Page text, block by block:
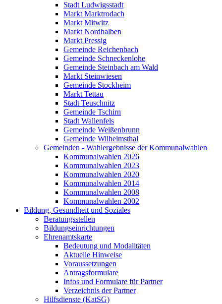
Stadt Ludwigsstadt
Markt Marktrodach
Markt Mitwitz
Markt Nordhalben
Markt Pressig
Gemeinde Reichenbach
Gemeinde Schneckenlohe
Gemeinde Steinbach am Wald
Markt Steinwiesen
Gemeinde Stockheim
Markt Tettau
Stadt Teuschnitz
Gemeinde Tschirn
Stadt Wallenfels
Gemeinde Weißenbrunn
Gemeinde Wilhelmsthal
Gemeinden - Wahlergebnisse der Kommunalwahlen
Kommunalwahlen 2026
Kommunalwahlen 2023
Kommunalwahlen 2020
Kommunalwahlen 2014
Kommunalwahlen 2008
Kommunalwahlen 2002
Bildung, Gesundheit und Soziales
Beratungsstellen
Bildungseinrichtungen
Ehrenamtskarte
Bedeutung und Modalitäten
Aktuelle Hinweise
Voraussetzungen
Antragsformulare
Infos und Formulare für Partner
Verzeichnis der Partner
Hilfsdienste (KatSG)